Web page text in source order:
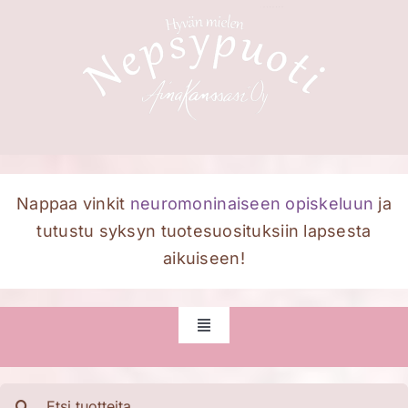
Nappaa vinkit neuromoninaiseen opiskeluun ja
tutustu syksyn tuotesuosituksiin lapsesta
aikuiseen!
Toggle
Etusivu